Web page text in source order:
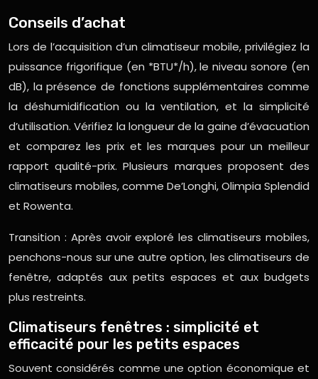
Conseils d’achat
Lors de l’acquisition d’un climatiseur mobile, privilégiez la
puissance frigorifique (en *BTU*/h), le niveau sonore (en
dB), la présence de fonctions supplémentaires comme
la déshumidification ou la ventilation, et la simplicité
d’utilisation. Vérifiez la longueur de la gaine d’évacuation
et comparez les prix et les marques pour un meilleur
rapport qualité-prix. Plusieurs marques proposent des
climatiseurs mobiles, comme De’Longhi, Olimpia Splendid
et Rowenta.
Transition : Après avoir exploré les climatiseurs mobiles,
penchons-nous sur une autre option, les climatiseurs de
fenêtre, adaptés aux petits espaces et aux budgets
plus restreints.
Climatiseurs fenêtres : simplicité et
efficacité pour les petits espaces
Souvent considérés comme une option économique et